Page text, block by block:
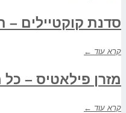
סדנת קוקטיילים –
קרא עוד ←
מזרן פילאטיס –
קרא עוד ←